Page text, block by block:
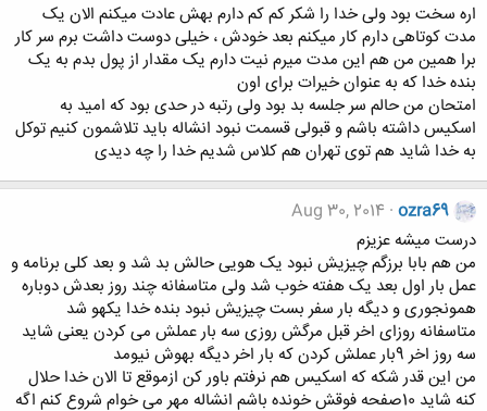
اره سخت بود ولی خدا را شکر کم کم دارم بهش عادت میکنم الان یک
مدت کوتاهی دارم کار میکنم بعد خودش ، خیلی دوست داشت برم سر کار
برا همین من هم این مدت میرم نیت دارم یک مقدار از پول بدم به یک
بنده خدا که به عنوان خیرات برای اون
امتحان من حالم سر جلسه بد بود ولی رتبه در حدی بود که امید به
اسکیس داشته باشم و قبولی قسمت نبود انشاله باید تلاشمون کنیم توکل
به خدا شاید هم توی تهران هم کلاس شدیم خدا را چه دیدی
ozra69
Aug 30, 2014
درست میشه عزیزم
من هم بابا برزگم چیزیش نبود یک هویی حالش بد شد و بعد کلی برنامه و
عمل بار اول بعد یک هفته خوب شد ولی متاسفانه چند روز بعدش دوباره
همونجوری و دیگه بار سفر بست چیزیش نبود بنده خدا یکهو شد
متاسفانه روزای اخر قبل مرگش روزی سه بار عملش می کردن یعنی شاید
سه روز اخر 9بار عملش کردن که بار اخر دیگه بهوش نیومد
من این قدر شکه که اسکیس هم نرفتم باور کن ازموقع تا الان خدا حلال
کنه شاید 10صفحه فوقش خونده باشم انشاله مهر می خوام شروع کنم اگه